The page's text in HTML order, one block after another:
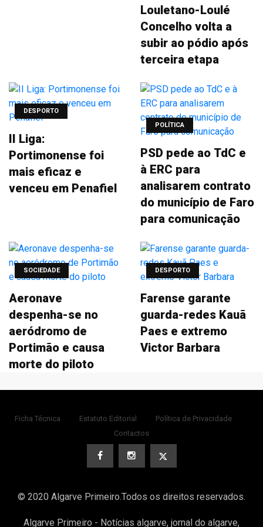
Louletano-Loulé
Concelho volta a
subir ao pódio após
terceira etapa
DESPORTO
II Liga:
Portimonense foi
mais eficaz e
venceu em Penafiel
POLÍTICA
PSD pede ao TdC e
à ERC para
analisarem contrato
do município de Faro
para comunicação
SOCIEDADE
Aeronave
despenha-se no
aeródromo de
Portimão e causa
morte do piloto
DESPORTO
Farense garante
guarda-redes Kauã
Paes e extremo
Victor Barbara
Ficha Técnica Estatuto Editorial
Política de Privacidade
Contactos
© 2020 Algarve Primeiro.Todos os direitos reservados.
Algarve Primeiro - Notícias algarve, jornal do algarve,